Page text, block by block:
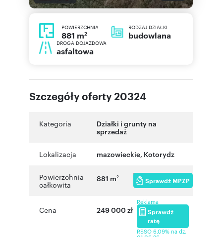
POWIERZCHNIA
881 m2
RODZAJ DZIAŁKI
budowlana
DROGA DOJAZDOWA
asfaltowa
Szczegóły oferty 20324
Kategoria
Działki i grunty na
sprzedaż
Lokalizacja mazowieckie, Kotorydz
Powierzchnia
całkowita
881 m2 Sprawdź MPZP
Cena 249 000 zł
Reklama
Sprawdź
ratę
RSSO 6,09% na dz.